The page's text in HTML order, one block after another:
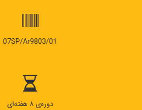
07SP/Ar9803/01
دوره‌ی ۸ هفته‌ای